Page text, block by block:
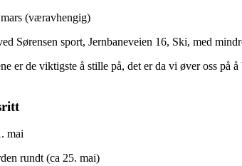
(væravhengig)
Sørensen sport, Jernbaneveien 16, Ski, med
er de viktigste å stille på, det er da vi øver oss
mai
rundt (ca 25. mai)